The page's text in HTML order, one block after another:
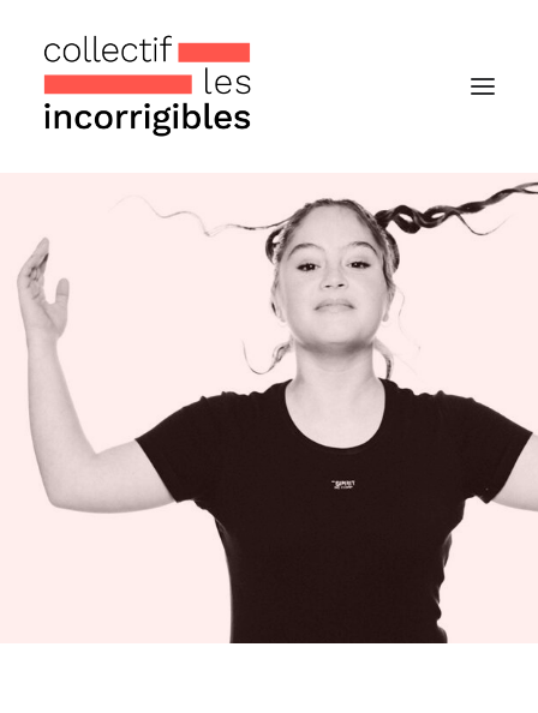
Accueil
Le collectif
Nos actualités
Notre « Incolettre » mensuelle
Recherche